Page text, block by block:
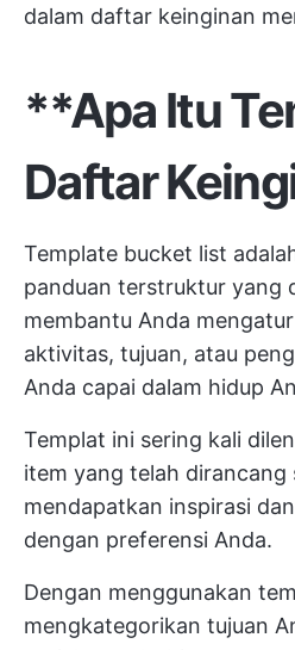
dalam daftar keinginan
**Apa Itu
Daftar
Template bucket list
panduan terstruktur yang
membantu Anda
aktivitas, tujuan, atau
Anda capai dalam hidup
Templat ini sering kali
item yang telah dirancang
mendapatkan inspirasi
dengan preferensi Anda.
Dengan menggunakan
mengkategorikan tujuan